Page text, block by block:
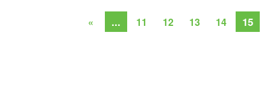
« ... 11 12 13 14 15